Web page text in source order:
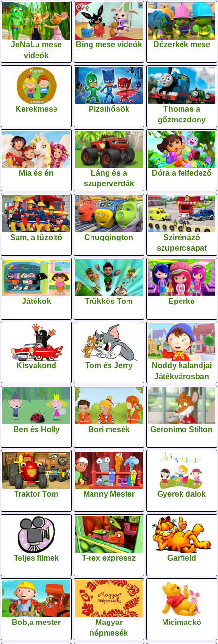
JoNaLu mese
videók
Bing mese videók Dózerkék mese
Kerekmese Pizsihősök
Thomas a
gőzmozdony
Mia és én
Láng és a
szuperverdák
Dóra a felfedező
Sam, a tűzoltó Chuggington
Szirénázó
szupercsapat
Játékok Trükkös Tom Eperke
Kisvakond Tom és Jerry
Noddy kalandjai
Játékvárosban
Ben és Holly Bori mesék Geronimo Stilton
Traktor Tom Manny Mester Gyerek dalok
Teljes filmek T-rex expressz Garfield
Bob,a mester
Magyar
népmesék
Micimackó